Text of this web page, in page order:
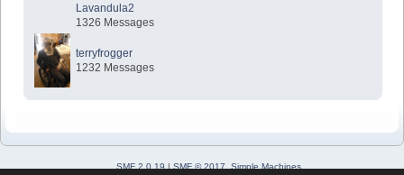
Lavandula2
1326 Messages
terryfrogger
1232 Messages
SMF 2.0.19 | SMF © 2017
Simple Machines